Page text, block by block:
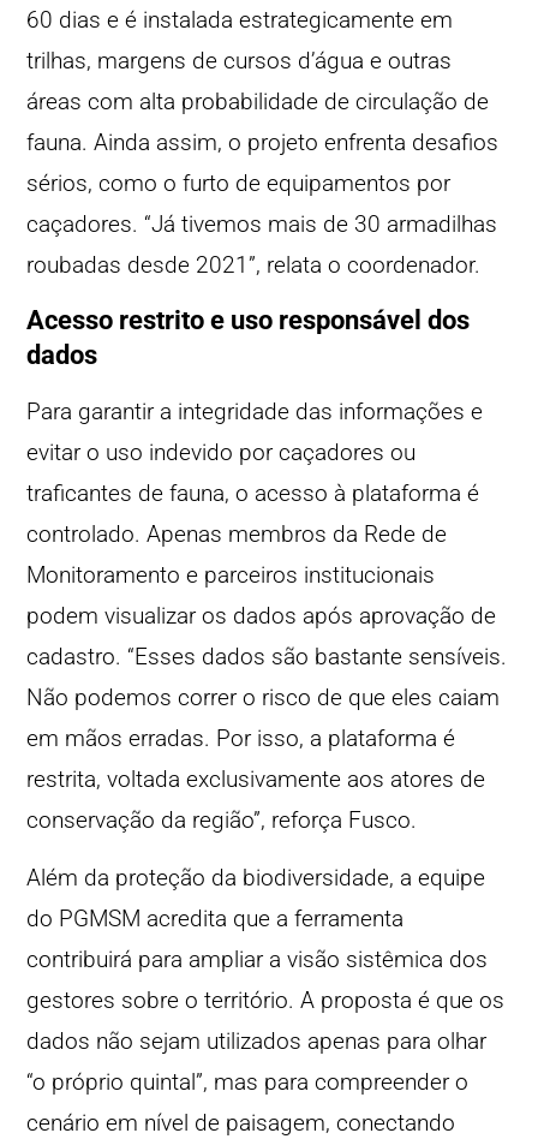
60 dias e é instalada estrategicamente em
trilhas, margens de cursos d’água e outras
áreas com alta probabilidade de circulação de
fauna. Ainda assim, o projeto enfrenta desafios
sérios, como o furto de equipamentos por
caçadores. “Já tivemos mais de 30 armadilhas
roubadas desde 2021”, relata o coordenador.
Acesso restrito e uso responsável dos
dados
Para garantir a integridade das informações e
evitar o uso indevido por caçadores ou
traficantes de fauna, o acesso à plataforma é
controlado. Apenas membros da Rede de
Monitoramento e parceiros institucionais
podem visualizar os dados após aprovação de
cadastro. “Esses dados são bastante sensíveis.
Não podemos correr o risco de que eles caiam
em mãos erradas. Por isso, a plataforma é
restrita, voltada exclusivamente aos atores de
conservação da região”, reforça Fusco.
Além da proteção da biodiversidade, a equipe
do PGMSM acredita que a ferramenta
contribuirá para ampliar a visão sistêmica dos
gestores sobre o território. A proposta é que os
dados não sejam utilizados apenas para olhar
“o próprio quintal”, mas para compreender o
cenário em nível de paisagem, conectando